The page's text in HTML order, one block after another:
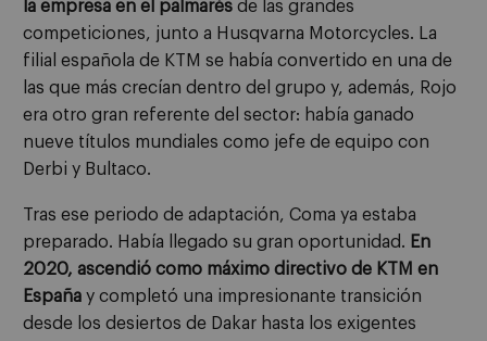
la empresa en el palmarés de las grandes
competiciones, junto a Husqvarna Motorcycles. La
filial española de KTM se había convertido en una de
las que más crecían dentro del grupo y, además, Rojo
era otro gran referente del sector: había ganado
nueve títulos mundiales como jefe de equipo con
Derbi y Bultaco.
Tras ese periodo de adaptación, Coma ya estaba
preparado. Había llegado su gran oportunidad. En
2020, ascendió como máximo directivo de KTM en
España y completó una impresionante transición
desde los desiertos de Dakar hasta los exigentes